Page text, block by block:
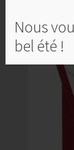
Nous
bel été !